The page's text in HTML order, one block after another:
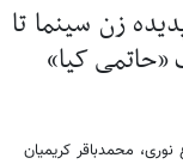
زن سینما تا
«حاتمی کیا»
محمدباقر کریمیان